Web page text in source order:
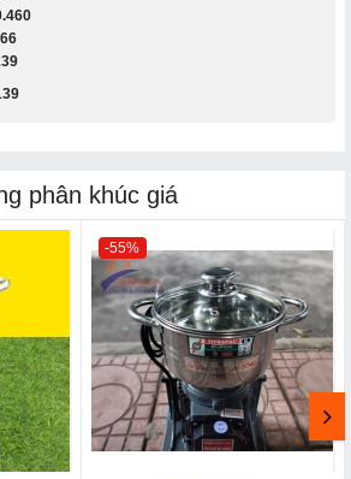
phân khúc giá
-55%